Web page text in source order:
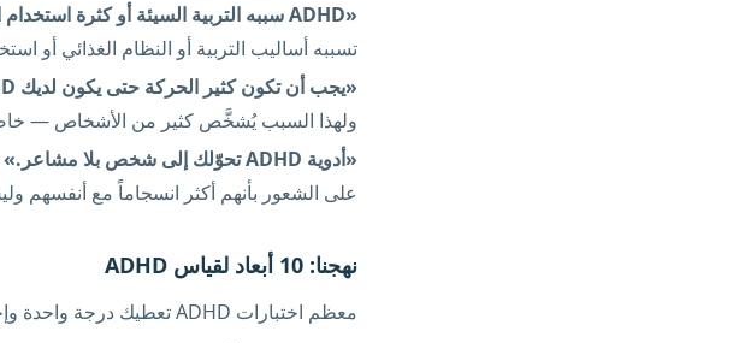
«ADHD سببه التربية السيئة أو كثرة استخدام الشاشات.»
تسببه أساليب التربية أو النظام الغذائي أو
«يجب أن تكون كثير الحركة حتى يكون لديك ADHD.»
ولهذا السبب يُشخَّص كثير من الأشخاص —
«أدوية ADHD تحوّلك إلى شخص بلا مشاعر.»
على الشعور بأنهم أكثر انسجاماً مع أنفسهم
نهجنا: 10 أبعاد لقياس ADHD
معظم اختبارات ADHD تعطيك درجة واحدة وإجابة بنعم أو لا. نحن نعتقد أن ذلك لا يخبرك بشيء مفيد تقريباً.